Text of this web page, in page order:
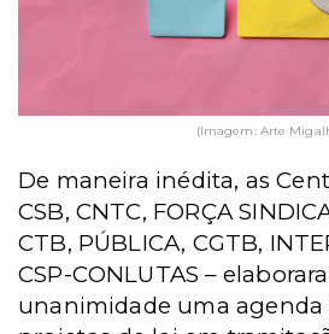
(Imagem: Arte
De maneira inédita, as
CSB, CNTC, FORÇA
CTB, PÚBLICA, CGTB,
CSP-CONLUTAS –
unanimidade uma agenda